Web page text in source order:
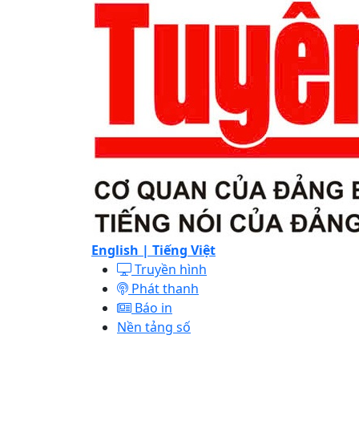
English | Tiếng Việt
Truyền hình
Phát thanh
Báo in
Nền tảng số